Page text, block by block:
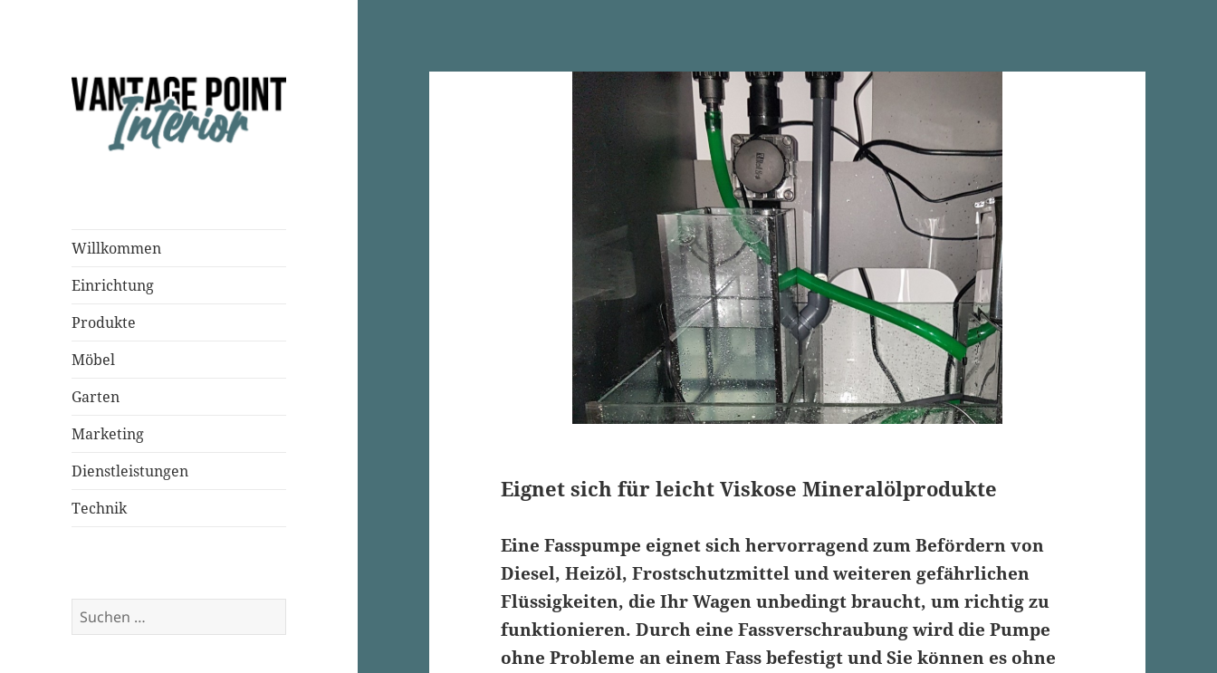
Willkommen
Einrichtung
Produkte
Möbel
Garten
Marketing
Dienstleistungen
Technik
Suchen
nach:
Eignet sich für leicht Viskose Mineralölprodukte
EineFasspumpe eignet sich hervorragend zum Befördern von
Diesel, Heizöl, Frostschutzmittel und weiteren gefährlichen
Flüssigkeiten, die Ihr Wagen unbedingt braucht, um richtig zu
funktionieren. Durch eineFassverschraubungwird die Pumpe
ohne Probleme an einem Fass befestigt und Sie können es ohne